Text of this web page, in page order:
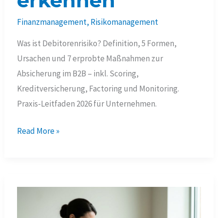
Finanzmanagement, Risikomanagement
Was ist Debitorenrisiko? Definition, 5 Formen,
Ursachen und 7 erprobte Maßnahmen zur
Absicherung im B2B – inkl. Scoring,
Kreditversicherung, Factoring und Monitoring.
Praxis-Leitfaden 2026 für Unternehmen.
Debitorenrisiko:
Read More »